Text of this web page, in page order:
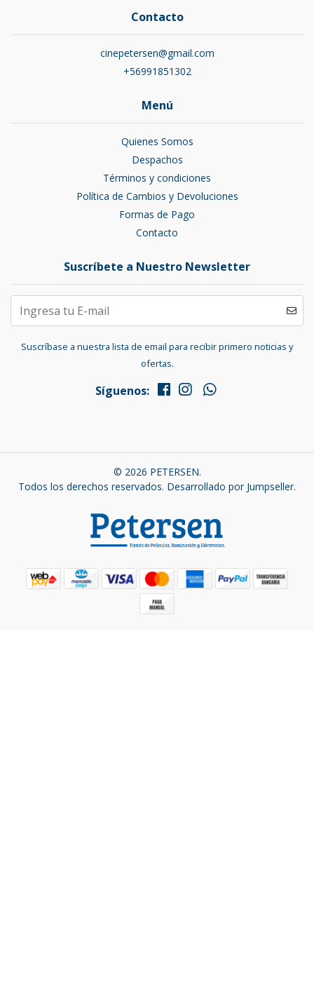
Contacto
cinepetersen@gmail.com
+56991851302
Menú
Quienes Somos
Despachos
Términos y condiciones
Política de Cambios y Devoluciones
Formas de Pago
Contacto
Suscríbete a Nuestro Newsletter
Suscríbase a nuestra lista de email para recibir primero noticias y
ofertas.
Síguenos:
© 2026 PETERSEN.
Todos los derechos reservados. Desarrollado por Jumpseller.